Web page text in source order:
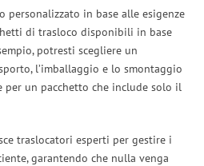
personalizzato in base alle esigenze
di trasloco disponibili in base
potresti scegliere un
l’imballaggio e lo smontaggio
un pacchetto che include solo il
traslocatori esperti per gestire i
garantendo che nulla venga